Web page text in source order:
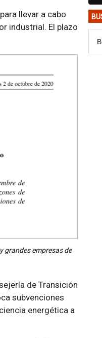
llevar a cabo
industrial. El plazo
grandes empresas de
de Transición
subvenciones
energética a